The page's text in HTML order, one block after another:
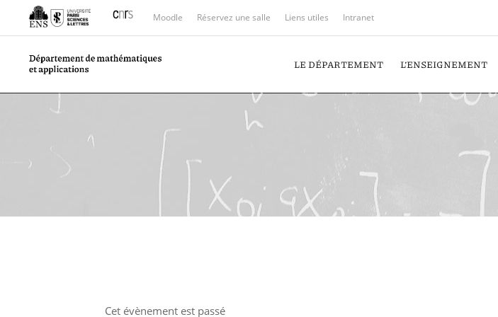
Moodle Réservez une salle Liens utiles Intranet
LE DÉPARTEMENT L’ENSEIGNEMENT
Cet évènement est passé